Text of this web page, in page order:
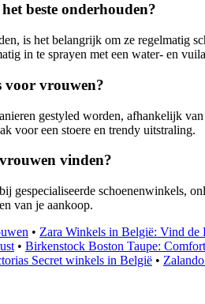
beste onderhouden?
is het belangrijk om ze regelmatig
in te sprayen met een water- en
voor vrouwen?
gestyled worden, afhankelijk
voor een stoere en trendy uitstraling.
vinden?
gespecialiseerde schoenenwinkels,
van je aankoop.
• Zara Winkels in België: Vind
• Birkenstock Boston Taupe:
Secret winkels in België •